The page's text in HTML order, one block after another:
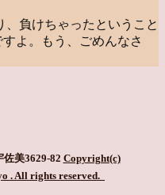
、負けちゃったということ
よ。もう、ごめんなさ
美3629-82 Copyright(c)
. All rights reserved.